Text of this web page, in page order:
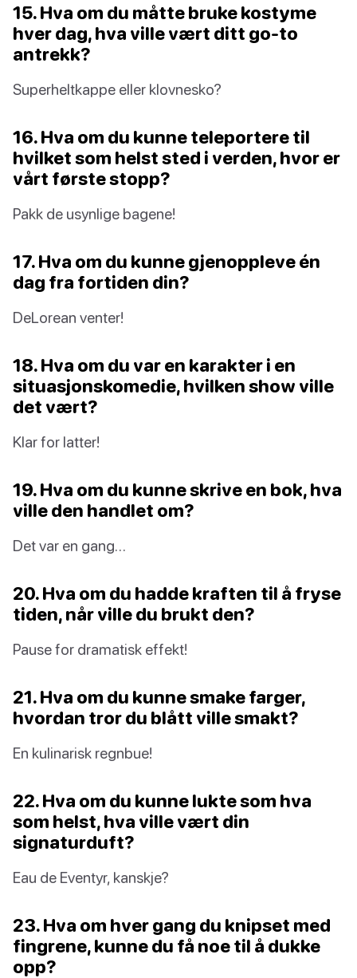
15. Hva om du måtte bruke kostyme
hver dag, hva ville vært ditt go-to
antrekk?
Superheltkappe eller klovnesko?
16. Hva om du kunne teleportere til
hvilket som helst sted i verden, hvor er
vårt første stopp?
Pakk de usynlige bagene!
17. Hva om du kunne gjenoppleve én
dag fra fortiden din?
DeLorean venter!
18. Hva om du var en karakter i en
situasjonskomedie, hvilken show ville
det vært?
Klar for latter!
19. Hva om du kunne skrive en bok, hva
ville den handlet om?
Det var en gang…
20. Hva om du hadde kraften til å fryse
tiden, når ville du brukt den?
Pause for dramatisk effekt!
21. Hva om du kunne smake farger,
hvordan tror du blått ville smakt?
En kulinarisk regnbue!
22. Hva om du kunne lukte som hva
som helst, hva ville vært din
signaturduft?
Eau de Eventyr, kanskje?
23. Hva om hver gang du knipset med
fingrene, kunne du få noe til å dukke
opp?